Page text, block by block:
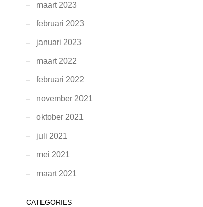
maart 2023
februari 2023
januari 2023
maart 2022
februari 2022
november 2021
oktober 2021
juli 2021
mei 2021
maart 2021
CATEGORIES